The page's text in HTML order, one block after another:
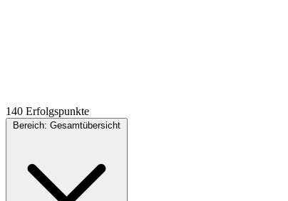
140 Erfolgspunkte
Bereich: Gesamtübersicht